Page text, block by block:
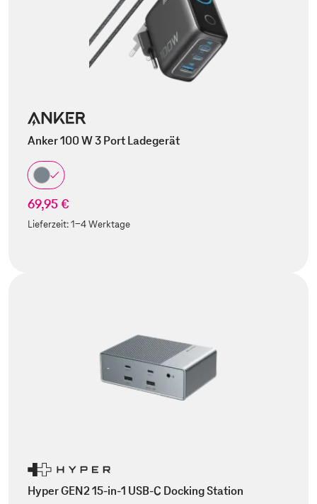
Anker 100 W 3 Port Ladegerät
69,95 €
Lieferzeit:1-4 Werktage
Hyper GEN2 15-in-1 USB-C Docking Station